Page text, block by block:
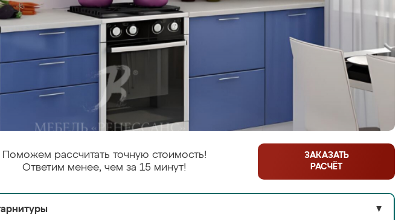
Поможем рассчитать точную стоимость!
Ответим менее, чем за 15 минут!
ЗАКАЗАТЬ
РАСЧЁТ
▼